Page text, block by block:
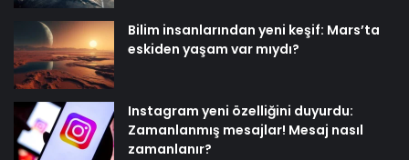
Bilim insanlarından yeni keşif: Mars’ta
eskiden yaşam var mıydı?
Instagram yeni özelliğini duyurdu:
Zamanlanmış mesajlar! Mesaj nasıl
zamanlanır?